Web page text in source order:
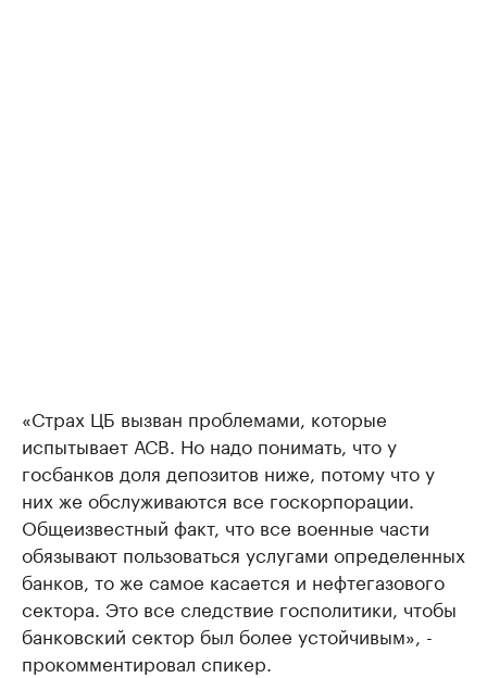
«Страх ЦБ вызван проблемами, которые
испытывает АСВ. Но надо понимать, что у
госбанков доля депозитов ниже, потому что у
них же обслуживаются все госкорпорации.
Общеизвестный факт, что все военные части
обязывают пользоваться услугами определенных
банков, то же самое касается и нефтегазового
сектора. Это все следствие госполитики, чтобы
банковский сектор был более устойчивым», -
прокомментировал спикер.